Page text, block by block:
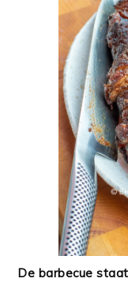
De barbecue